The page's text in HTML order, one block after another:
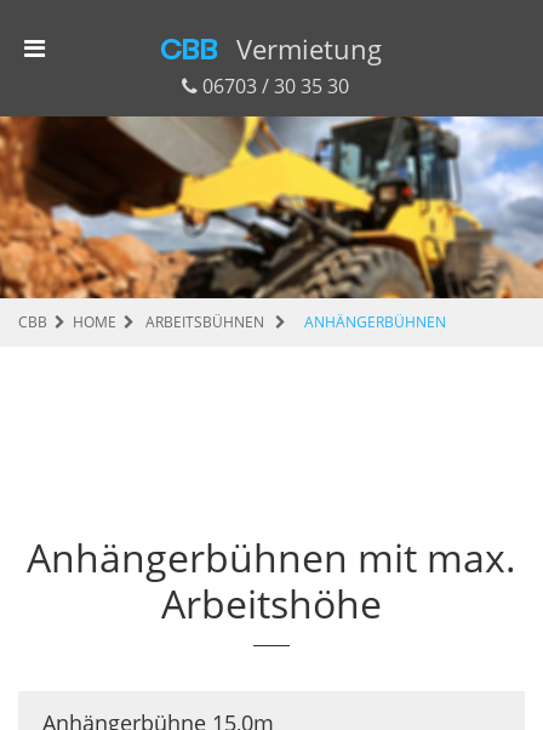
CBB Vermietung
06703 / 30 35 30
CBB HOME ARBEITSBÜHNEN ANHÄNGERBÜHNEN
Anhängerbühnen mit max.
Arbeitshöhe
Anhängerbühne 15,0m